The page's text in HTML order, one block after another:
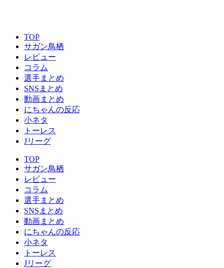
TOP
サガン鳥栖
レビュー
コラム
選手まとめ
SNSまとめ
動画まとめ
にちゃんの反応
小ネタ
トーレス
Jリーグ
TOP
サガン鳥栖
レビュー
コラム
選手まとめ
SNSまとめ
動画まとめ
にちゃんの反応
小ネタ
トーレス
Jリーグ